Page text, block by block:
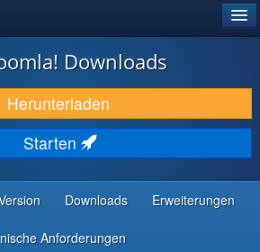
Downloads
Herunterladen
Starten
Downloads Erweiterungen
Anforderungen